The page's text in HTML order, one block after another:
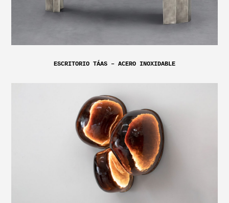
ESCRITORIO TÁAS – ACERO INOXIDABLE